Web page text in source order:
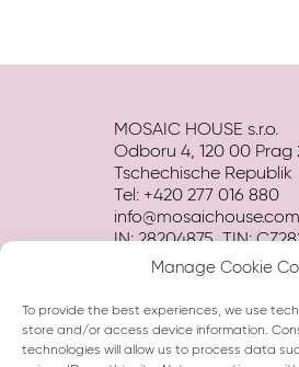
Manage Cookie
To provide the best experiences, we use
store and/or access device information.
technologies will allow us to process data
MOSAIC HOUSE s.r.o.
Odboru 4, 120 00 Prag
Tschechische Republik
Tel: +420 277 016 880
info@mosaichouse.com
IN: 28204875, TIN:
Datenschutz
Hotel BROSCHÜRE